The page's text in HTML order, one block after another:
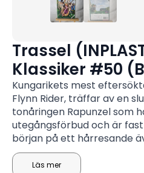
Trassel
Klassiker #50
Kungarikets mest
Flynn Rider, träffar av en
tonåringen Rapunzel som
utegångsförbud och är
början på ett hårresande
en snabb polishäst, en
kameleont och ett läskigt
Läs mer